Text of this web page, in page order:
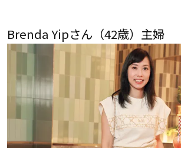
Brenda Yipさん（42歳）主婦